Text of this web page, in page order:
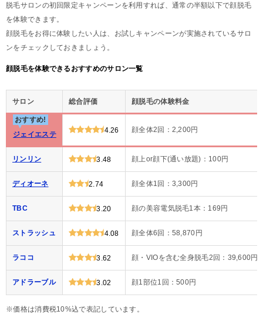
脱毛サロンの初回限定キャンペーンを利用すれば、通常の半額以下で顔脱毛
を体験できます。
顔脱毛をお得に体験したい人は、お試しキャンペーンが実施されているサロ
ンをチェックしておきましょう。
顔脱毛を体験できるおすすめのサロン一覧
サロン 総合評価 顔脱毛の体験料金
おすすめ!
ジェイエステ
4.26 顔全体2回：2,200円
リンリン 3.48 顔上or顔下(通い放題)：100円
ディオーネ 2.74 顔全体1回：3,300円
TBC 3.20 顔の美容電気脱毛1本：169円
ストラッシュ 4.08 顔全体6回：58,870円
ラココ 3.62 顔・VIOを含む全身脱毛2回：39,600円
アドラーブル 3.02 顔1部位1回：500円
※価格は消費税10%込で表記しています。